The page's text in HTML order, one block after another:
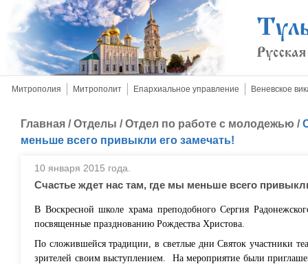
Митрополия Митрополит Епархиальное управление Веневское
Главная /Отделы /Отдел по работе с молодежью /
меньше всего привыкли его замечать!
10 января 2015 года.
Счастье ждет нас там, где мы меньше всего
В Воскресной школе храма преподобного Сергия
посвященные празднованию Рождества Христова.
По сложившейся традиции, в светлые дни Святок участники
зрителей своим выступлением.
На мероприятие были